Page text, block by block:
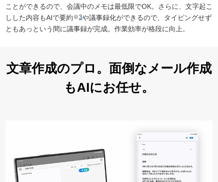
ことができるので、会議中のメモは最低限でOK。さらに、文字起こ
しした内容もAIで要約※3や議事録化ができるので、タイピングせず
ともあっという間に議事録が完成。作業効率が格段に向上。
文章作成のプロ。 面倒なメール作成
もAIにお任せ。